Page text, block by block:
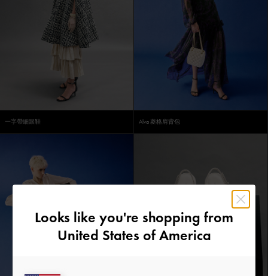
一字帶細跟鞋 Alva 菱格肩背包
Looks like you're shopping from
United States of America